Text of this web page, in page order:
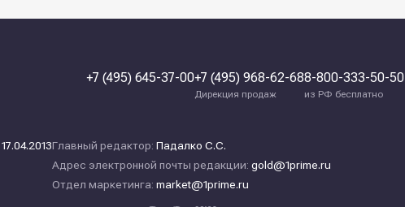
+7 (495) 645-37-00+7 (495) 968-62-68
Дирекция продаж
8-800-333-50-50
из РФ бесплатно
Главный редактор: Падалко С.С.
Адрес электронной почты редакции: gold@1prime.ru
Отдел маркетинга: market@1prime.ru